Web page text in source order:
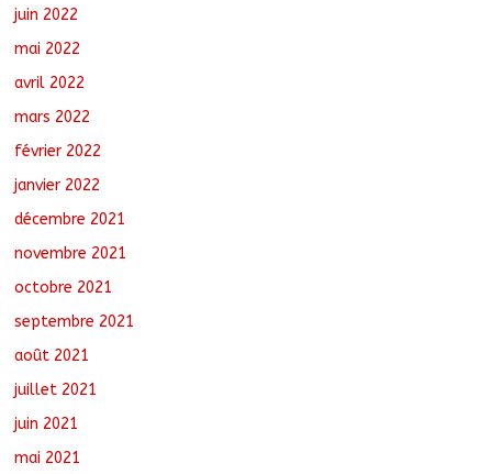
juin 2022
mai 2022
avril 2022
mars 2022
février 2022
janvier 2022
décembre 2021
novembre 2021
octobre 2021
septembre 2021
août 2021
juillet 2021
juin 2021
mai 2021